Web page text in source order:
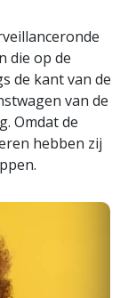
die op de
de kant van de
van de
Omdat de
hebben zij